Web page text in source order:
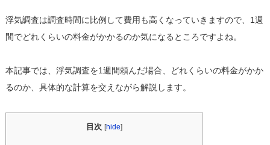
浮気調査は調査時間に比例して費用も高くなっていきますので、1週
間でどれくらいの料金がかかるのか気になるところですよね。
本記事では、浮気調査を1週間頼んだ場合、どれくらいの料金がかか
るのか、具体的な計算を交えながら解説します。
目次 [hide]